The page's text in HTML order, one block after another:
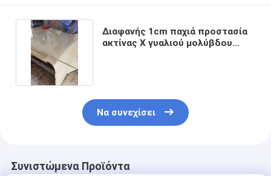
Διαφανής 1cm παχιά προστασία
ακτίνας X γυαλιού μολύβδου
Να συνεχίσει
Συνιστώμενα Προϊόντα